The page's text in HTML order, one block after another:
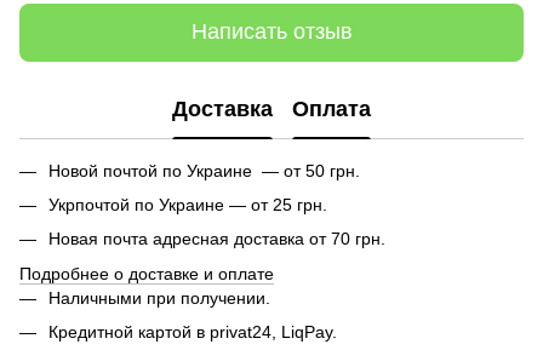
Написать отзыв
Доставка Оплата
Новой почтой по Украине — от 50 грн.
Укрпочтой по Украине — от 25 грн.
Новая почта адресная доставка от 70 грн.
Подробнее о доставке и оплате
Наличными при получении.
Кредитной картой в privat24, LiqPay.